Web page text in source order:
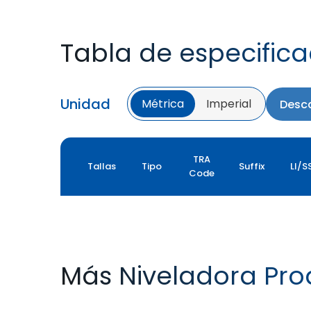
Tabla de
Unidad Métrica Imperial
Tallas Tipo
TRA
Code
Suffix LI/
Más Niveladora